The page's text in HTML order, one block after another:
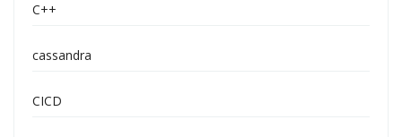
C++
cassandra
CICD